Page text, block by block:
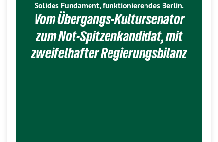
Solides Fundament, funktionierendes Berlin.
Vom Übergangs-Kultursenator
zum Not-Spitzenkandidat, mit
zweifelhafter Regierungsbilanz